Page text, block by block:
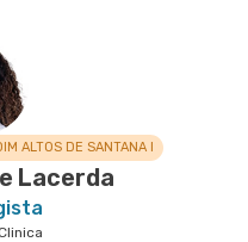
ALTOS DE SANTANA I
Lacerda